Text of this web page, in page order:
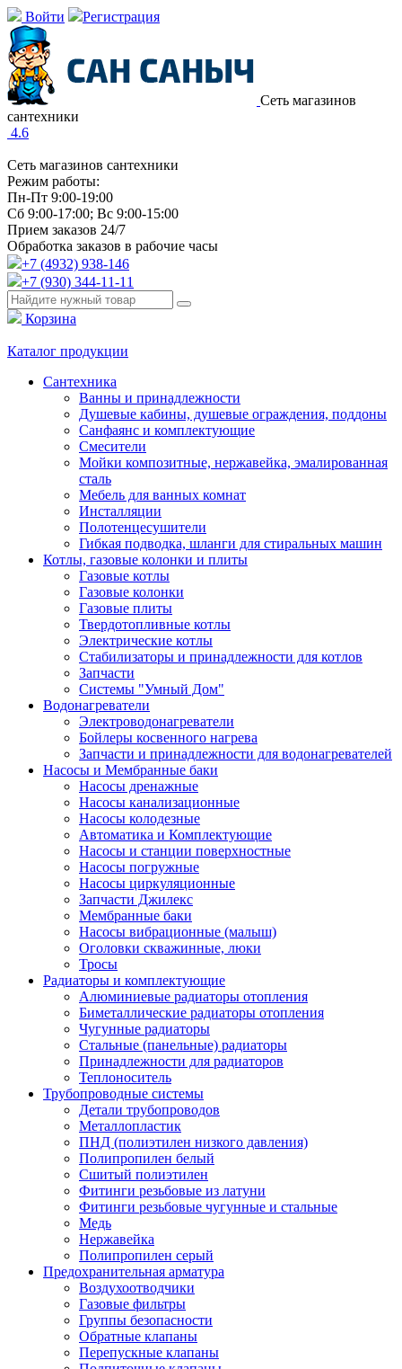
Войти Регистрация
Сеть магазинов
сантехники
4.6
Сеть магазинов сантехники
Режим работы:
Пн-Пт 9:00-19:00
Сб 9:00-17:00; Вс 9:00-15:00
Прием заказов 24/7
Обработка заказов в рабочие часы
+7 (4932) 938-146
+7 (930) 344-11-11
Корзина
Каталог продукции
Сантехника
Ванны и принадлежности
Душевые кабины, душевые ограждения, поддоны
Санфаянс и комплектующие
Смесители
Мойки композитные, нержавейка, эмалированная
сталь
Мебель для ванных комнат
Инсталляции
Полотенцесушители
Гибкая подводка, шланги для стиральных машин
Котлы, газовые колонки и плиты
Газовые котлы
Газовые колонки
Газовые плиты
Твердотопливные котлы
Электрические котлы
Стабилизаторы и принадлежности для котлов
Запчасти
Системы "Умный Дом"
Водонагреватели
Электроводонагреватели
Бойлеры косвенного нагрева
Запчасти и принадлежности для водонагревателей
Насосы и Мембранные баки
Насосы дренажные
Насосы канализационные
Насосы колодезные
Автоматика и Комплектующие
Насосы и станции поверхностные
Насосы погружные
Насосы циркуляционные
Запчасти Джилекс
Мембранные баки
Насосы вибрационные (малыш)
Оголовки скважинные, люки
Тросы
Радиаторы и комплектующие
Алюминиевые радиаторы отопления
Биметаллические радиаторы отопления
Чугунные радиаторы
Стальные (панельные) радиаторы
Принадлежности для радиаторов
Теплоноситель
Трубопроводные системы
Детали трубопроводов
Металлопластик
ПНД (полиэтилен низкого давления)
Полипропилен белый
Сшитый полиэтилен
Фитинги резьбовые из латуни
Фитинги резьбовые чугунные и стальные
Медь
Нержавейка
Полипропилен серый
Предохранительная арматура
Воздухоотводчики
Газовые фильтры
Группы безопасности
Обратные клапаны
Перепускные клапаны